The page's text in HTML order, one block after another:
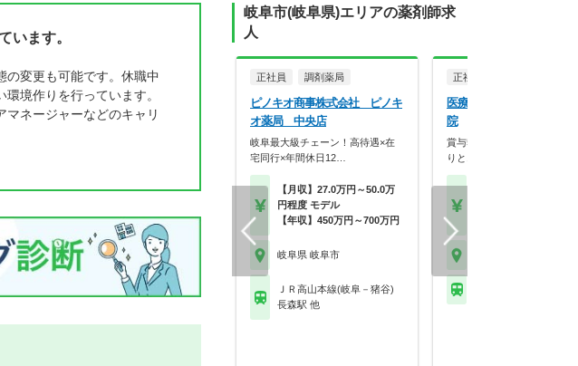
います。
の変更も可能です。休職中
境作りを行っています。
マネージャーなどのキャリ
岐阜市(岐阜県)エリアの薬剤師求
人
正社員 調剤薬局
ピノキオ商事株式会社 ピノキ
オ薬局 中央店
岐阜最大級チェーン！高待遇×在
宅同行×年間休日12…
【月収】27.0万円～50.0万
円程度 モデル
【年収】450万円～700万円
岐阜県 岐阜市
ＪＲ高山本線(岐阜－猪谷)
長森駅 他
正社員
医療法人社団尚英会 岐
院
賞与5ヶ月実績★頑張りがし
りとお給与にも反映◎